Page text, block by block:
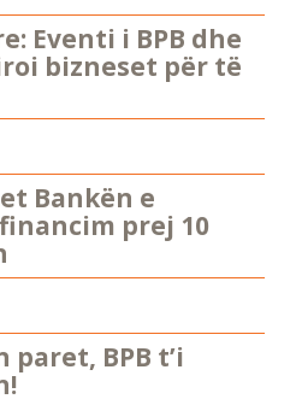
Eventi i BPB dhe
bizneset për të
Bankën e
prej 10
paret, BPB t’i